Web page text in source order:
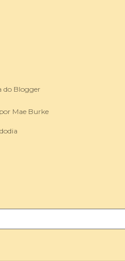
do Blogger
Mae Burke